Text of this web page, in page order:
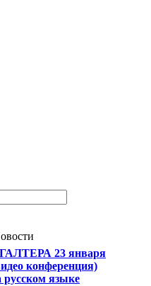
23 января
конференция)
языке